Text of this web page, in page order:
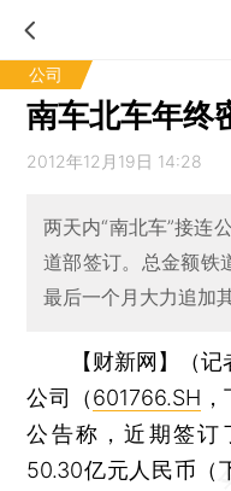
公司
南车北车年终
2012年12月19日 14:28
两天内“南北车”接连
道部签订。总金额铁
最后一个月大力追加
【财新网】（记
公司（601766.SH
公告称，近期签订
50.30亿元人民币（